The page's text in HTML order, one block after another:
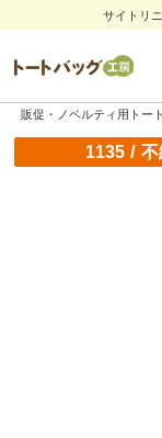
サイトリ
販促・ノベルティ用トー
1135 /